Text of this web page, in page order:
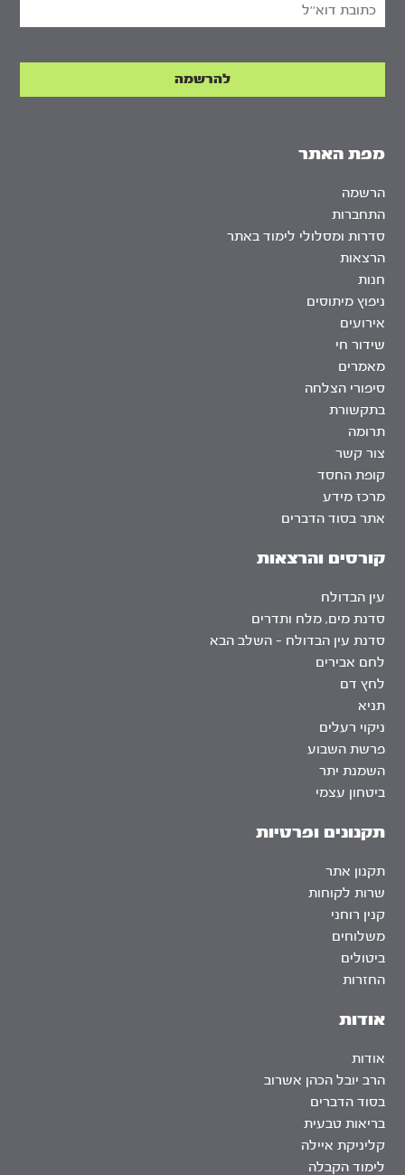
אודות
אודות
הרב יובל הכהן אשרוב
בסוד הדברים
בריאות טבעית
קליניקת איילה
לימוד הקבלה
מפת האתר
הרשמה
התחברות
סדרות ומסלולי לימוד באתר
הרצאות
חנות
ניפוץ מיתוסים
אירועים
שידור חי
מאמרים
סיפורי הצלחה
בתקשורת
תרומה
צור קשר
קופת החסד
מרכז מידע
אתר בסוד הדברים
קורסים והרצאות
עין הבדולח
סדנת מים, מלח ותדרים
סדנת עין הבדולח – השלב הבא
לחם אבירים
לחץ דם
תניא
ניקוי רעלים
פרשת השבוע
השמנת יתר
ביטחון עצמי
תקנונים ופרטיות
תקנון אתר
שרות לקוחות
קנין רוחני
משלוחים
ביטולים
החזרות